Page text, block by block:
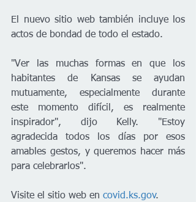
El nuevo sitio web también incluye los
actos de bondad de todo el estado.
"Ver las muchas formas en que los
habitantes de Kansas se ayudan
mutuamente, especialmente durante
este momento difícil, es realmente
inspirador", dijo Kelly. "Estoy
agradecida todos los días por esos
amables gestos, y queremos hacer más
para celebrarlos".
Visite el sitio web en covid.ks.gov.